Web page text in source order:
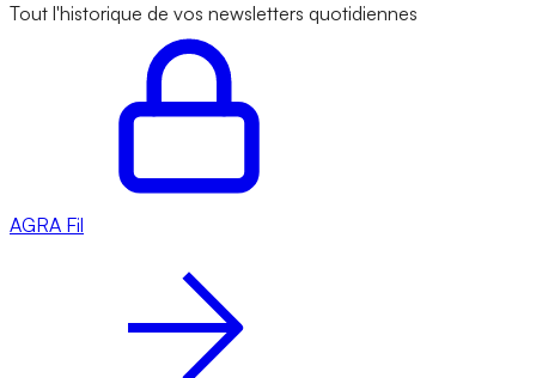
Tout l'historique de vos newsletters quotidiennes
AGRA Fil